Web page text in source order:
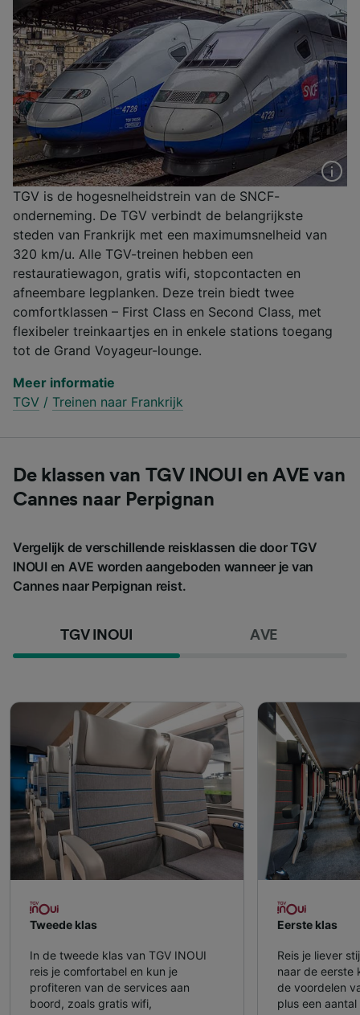
TGV is de hogesnelheidstrein van de SNCF-
onderneming. De TGV verbindt de belangrijkste
steden van Frankrijk met een maximumsnelheid van
320 km/u. Alle TGV-treinen hebben een
restauratiewagon, gratis wifi, stopcontacten en
afneembare legplanken. Deze trein biedt twee
comfortklassen – First Class en Second Class, met
flexibeler treinkaartjes en in enkele stations toegang
tot de Grand Voyageur-lounge.
Meer informatie
TGV / Treinen naar Frankrijk
De klassen van TGV INOUI en AVE van
Cannes naar Perpignan
Vergelijk de verschillende reisklassen die door TGV
INOUI en AVE worden aangeboden wanneer je van
Cannes naar Perpignan reist.
TGV INOUI AVE
Tweede klas
In de tweede klas van TGV INOUI
reis je comfortabel en kun je
profiteren van de services aan
boord, zoals gratis wifi,
Eerste klas
Reis je liever
naar de eerste
de voordelen
plus een